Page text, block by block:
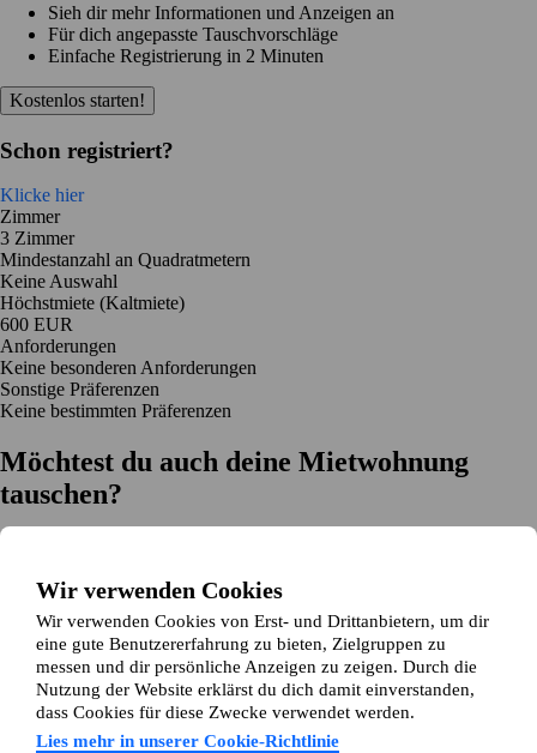
Wir verwenden Cookies
Wir verwenden Cookies von Erst- und Drittanbietern, um dir
eine gute Benutzererfahrung zu bieten, Zielgruppen zu
messen und dir persönliche Anzeigen zu zeigen. Durch die
Nutzung der Website erklärst du dich damit einverstanden,
dass Cookies für diese Zwecke verwendet werden.
Lies mehr in unserer Cookie-Richtlinie
Sieh dir mehr Informationen und Anzeigen an
Für dich angepasste Tauschvorschläge
Einfache Registrierung in 2 Minuten
Kostenlos starten!
Schon registriert?
Klicke hier
Zimmer
3 Zimmer
Mindestanzahl an Quadratmetern
Keine Auswahl
Höchstmiete (Kaltmiete)
600 EUR
Anforderungen
Keine besonderen Anforderungen
Sonstige Präferenzen
Keine bestimmten Präferenzen
Möchtest du auch deine Mietwohnung
tauschen?
Einfache Registrierung in 2 Minuten
Jetzt gratis loslegen
Loslegen
Jetzt gratis loslegen Anzeigen suchenAnmelden
Mehr lesen
Neuigkeiten und Tipps
Über Wohnungsswap.de